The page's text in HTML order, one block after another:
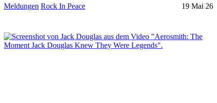
Meldungen Rock In Peace 19 Mai 26